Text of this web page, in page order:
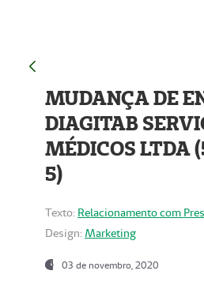
MUDANÇA DE
DIAGITAB
MÉDICOS LTDA
5)
Texto: Relacionamento com
Design: Marketing
03 de novembro, 2020